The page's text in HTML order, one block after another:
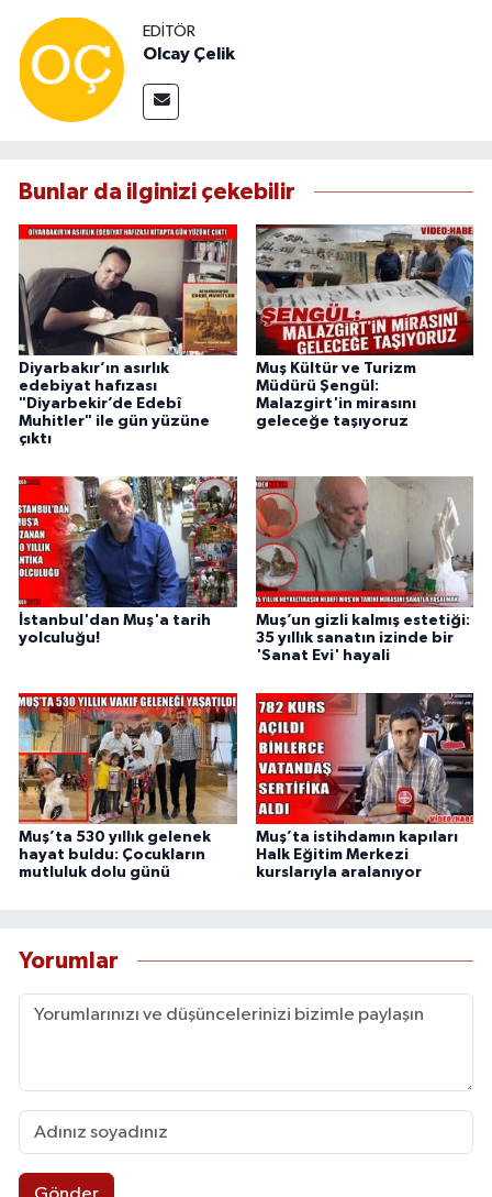
EDITÖR
Olcay Çelik
Bunlar da ilginizi çekebilir
Diyarbakır’ın asırlık
edebiyat hafızası
"Diyarbekir’de Edebî
Muhitler" ile gün yüzüne
çıktı
Muş Kültür ve Turizm
Müdürü Şengül:
Malazgirt'in mirasını
geleceğe taşıyoruz
İstanbul'dan Muş'a tarih
yolculuğu!
Muş’un gizli kalmış estetiği:
35 yıllık sanatın izinde bir
'Sanat Evi' hayali
Muş’ta 530 yıllık gelenek
hayat buldu: Çocukların
mutluluk dolu günü
Muş’ta istihdamın kapıları
Halk Eğitim Merkezi
kurslarıyla aralanıyor
Yorumlar